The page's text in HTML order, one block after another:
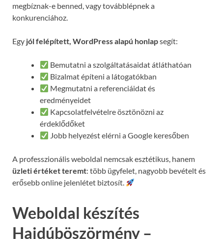
megbíznak-e benned, vagy továbblépnek a
konkurenciához.
Egy jól felépített, WordPress alapú honlapsegít:
Bemutatni a szolgáltatásaidat átláthatóan
Bizalmat építeni a látogatókban
Megmutatni a referenciáidat és
eredményeidet
Kapcsolatfelvételre ösztönözni az
érdeklődőket
Jobb helyezést elérni a Google keresőben
A professzionális weboldal nemcsak esztétikus, hanem
üzleti értéket teremt: több ügyfelet, nagyobb bevételt és
erősebb online jelenlétet biztosít.
Weboldal készítés
Hajdúböszörmény –